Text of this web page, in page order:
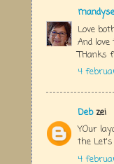
Love
And
THanks
4
Debzei
YOur
the Let's
4